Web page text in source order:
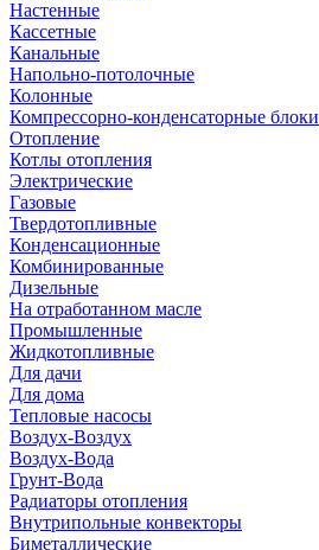
Настенные
Кассетные
Канальные
Напольно-потолочные
Колонные
Компрессорно-конденсаторные блоки
Отопление
Котлы отопления
Электрические
Газовые
Твердотопливные
Конденсационные
Комбинированные
Дизельные
На отработанном масле
Промышленные
Жидкотопливные
Для дачи
Для дома
Тепловые насосы
Воздух-Воздух
Воздух-Вода
Грунт-Вода
Радиаторы отопления
Внутрипольные конвекторы
Биметаллические